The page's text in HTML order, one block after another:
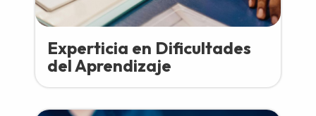
Experticia en Dificultades
del Aprendizaje